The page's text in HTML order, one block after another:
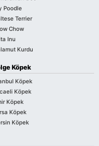
Poodle
Terrier
Chow
Inu
Kurdu
Köpek
Köpek
Köpek
Köpek
Köpek
Köpek